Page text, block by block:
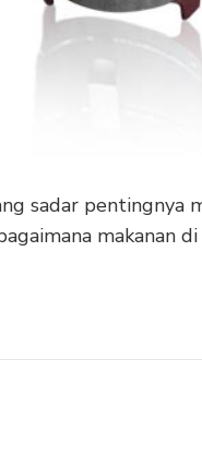
sadar pentingnya
makanan